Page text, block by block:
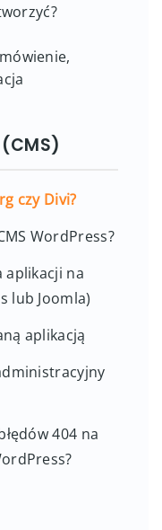
czy Divi?
WordPress?
aplikacji na
lub Joomla)
aplikacją
404 na